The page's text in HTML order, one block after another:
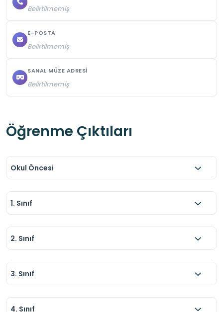
Belirtilmemiş
E-POSTA
Belirtilmemiş
SANAL MÜZE ADRESI
Belirtilmemiş
Öğrenme Çıktıları
Okul Öncesi
1. Sınıf
2. Sınıf
3. Sınıf
4. Sınıf